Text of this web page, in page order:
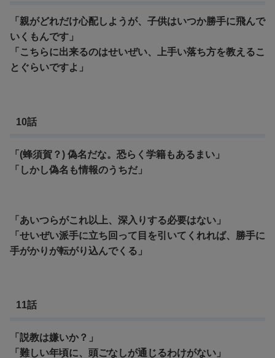
「親がどれだけ心配しようが、子供はいつか勝手に飛んで
いくもんです」
「こちらに出来るのはせいぜい、上手い落ち方を教えるこ
とぐらいですよ」
10話
「(蜂須賀？) 偽名だな。恐らく学籍もあるまい」
「しかし偽名も情報のうちだ」
「あいつらがこれ以上、深入りする必要はない」
「せいぜい派手に立ち回って目を引いてくれれば、勝手に
手がかりが転がり込んでくる」
11話
「説教は嫌いか？」
「難しい年頃に、頭ごなしが通じるわけがない」